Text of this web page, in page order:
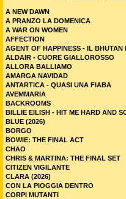
A NEW DAWN
A PRANZO LA DOMENICA
A WAR ON WOMEN
AFFECTION
AGENT OF HAPPINESS - IL BHUTAN
ALDAIR - CUORE GIALLOROSSO
ALLORA BALLIAMO
AMARGA NAVIDAD
ANTARTICA - QUASI UNA FIABA
AVEMMARIA
BACKROOMS
BILLIE EILISH - HIT ME HARD AND
BLUE (2026)
BORGO
BOWIE: THE FINAL ACT
CHAO
CHRIS & MARTINA: THE FINAL SET
CITIZEN VIGILANTE
CLARA (2026)
CON LA PIOGGIA DENTRO
CORPI MUTANTI